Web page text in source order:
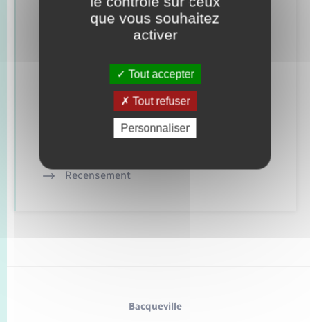
Concessions funéraires
Mariage – PACS
Recensement
Bacqueville
que vous souhaitez
activer
Tout accepter
Tout refuser
Personnaliser